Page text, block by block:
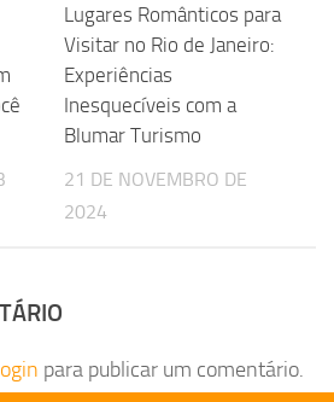
Lugares Românticos para
Visitar no Rio de Janeiro:
Experiências
Inesquecíveis com a
Blumar Turismo
21 DE NOVEMBRO DE
2024
para publicar um comentário.